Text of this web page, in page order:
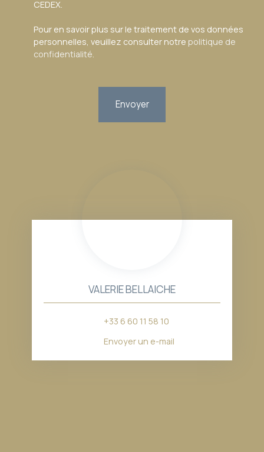
CEDEX.
Pour en savoir plus sur le traitement de vos données
personnelles, veuillez consulter notre politique de
confidentialité.
Envoyer
VALERIE BELLAICHE
+33 6 60 11 58 10
Envoyer un e-mail